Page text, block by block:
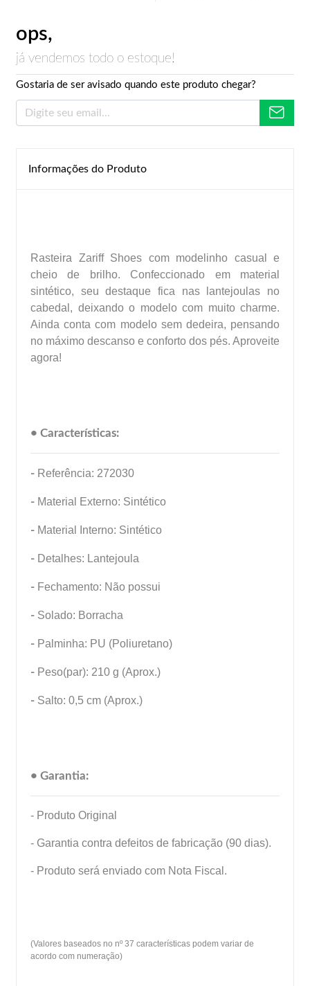
ops,
já vendemos todo o estoque!
Gostaria de ser avisado quando este produto chegar?
Informações do Produto
Rasteira Zariff Shoes com modelinho casual e
cheio de brilho. Confeccionado em material
sintético, seu destaque fica nas lantejoulas no
cabedal, deixando o modelo com muito charme.
Ainda conta com modelo sem dedeira, pensando
no máximo descanso e conforto dos pés. Aproveite
agora!
• Características:
- Referência: 272030
- Material Externo: Sintético
- Material Interno: Sintético
- Detalhes: Lantejoula
- Fechamento: Não possui
- Solado: Borracha
- Palminha: PU (Poliuretano)
- Peso(par): 210 g (Aprox.)
- Salto: 0,5 cm (Aprox.)
• Garantia:
- Produto Original
- Garantia contra defeitos de fabricação (90 dias).
- Produto será enviado com Nota Fiscal.
(Valores baseados no nº 37 características podem variar de
acordo com numeração)